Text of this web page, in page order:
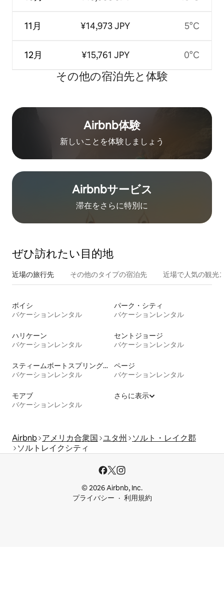
11月
12月
¥14,973 JPY
¥15,761 JPY
5°C
0°C
その他の宿⁠泊⁠先と体⁠験
Airbnb体験
新しいことを体験しましょう
Airbnb⁠サ⁠ー⁠ビ⁠ス
滞在をさ⁠ら⁠に特⁠別⁠に
ぜひ訪⁠れ⁠た⁠い目⁠的⁠地
近場の旅行先 その他のタ⁠イ⁠プ⁠の宿⁠泊⁠先 近場で人気の観光
ボイシ
バケーションレンタル
パーク・シティ
バケーションレンタル
ハリケーン
バケーションレンタル
セントジョージ
バケーションレンタル
スティームボートスプリングス
バケーションレンタル
ページ
バケーションレンタル
モアブ
バケーションレンタル
さらに表示
Airbnb アメリカ合衆国 ユタ州
ソルト・レイク郡
ソルトレイクシティ
© 2026 Airbnb, Inc.
プライバシー
利用規約